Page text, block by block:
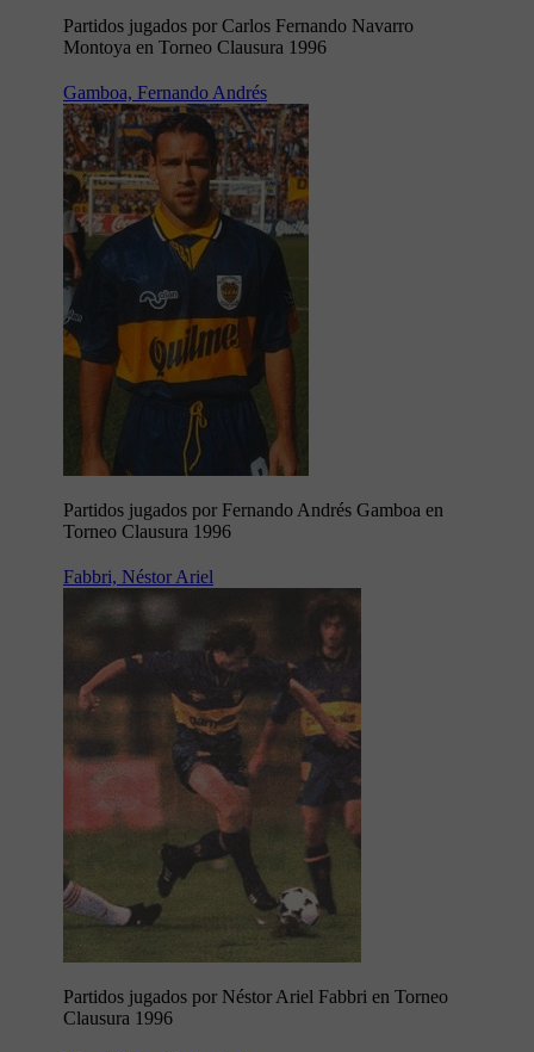
Partidos jugados por Carlos Fernando Navarro
Montoya en Torneo Clausura 1996
Gamboa, Fernando Andrés
Partidos jugados por Fernando Andrés Gamboa en
Torneo Clausura 1996
Fabbri, Néstor Ariel
Partidos jugados por Néstor Ariel Fabbri en Torneo
Clausura 1996